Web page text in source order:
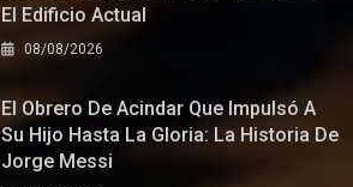
El Edificio Actual
08/08/2026
El Obrero De Acindar Que Impulsó A
Su Hijo Hasta La Gloria: La Historia De
Jorge Messi